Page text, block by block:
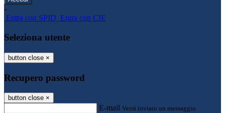
-
Entra con SPID Entra con CIE
Seleziona utente
button close ×
Recupero password
button close ×
E-mail Verrà inviato un messaggio